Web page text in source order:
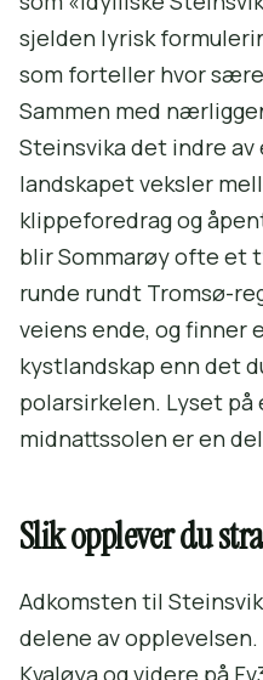
sjelden lyrisk
som forteller hvor
Sammen med
Steinsvika det indre
landskapet veksler
klippeforedrag og
blir Sommarøy ofte et
runde rundt Tromsø-
veiens ende, og finner
kystlandskap enn det
polarsirkelen. Lyset
midnattssolen er en
Slik opplever du
Adkomsten til
delene av
Kvaløya og videre på